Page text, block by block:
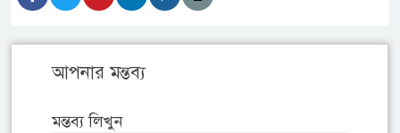
আপনার মন্তব্য
মন্তব্য লিখুন